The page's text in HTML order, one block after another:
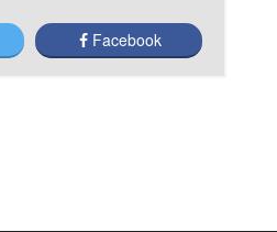
Facebook